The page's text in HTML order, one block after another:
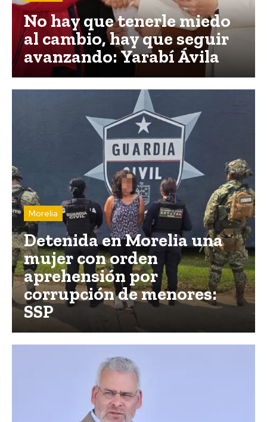
No hay que tenerle miedo
al cambio, hay que seguir
avanzando: Yarabí Ávila
Morelia
Detenida en Morelia una
mujer con orden
aprehensión por
corrupción de menores:
SSP